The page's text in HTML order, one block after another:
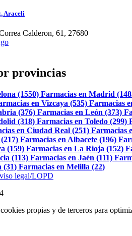
Araceli
Calderon, 61, 27680
provincias
(1550) Farmacias en Madrid
en Vizcaya (535) Farmacias
(376) Farmacias en León (373)
(318) Farmacias en Toledo (299)
en Ciudad Real (251) Farmacias
Farmacias en Albacete (196)
(159) Farmacias en La Rioja (152)
(113) Farmacias en Jaén (111)
(31) Farmacias en Melilla (22)
legal/LOPD
propias y de terceros para